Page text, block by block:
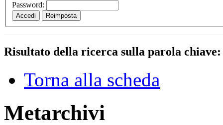
Password:
Risultato della ricerca sulla parola
Torna alla scheda
Metarchivi